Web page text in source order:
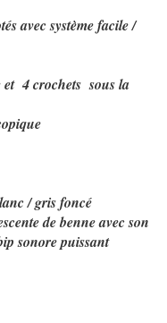
avec système facile /
et 4 crochets sous la
/ gris foncé
de benne avec son
sonore puissant